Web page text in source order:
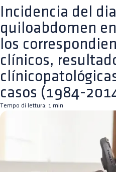
Incidencia del
quiloabdomen
los
clínicos,
casos (1984-
Tempo di lettura: 1 min